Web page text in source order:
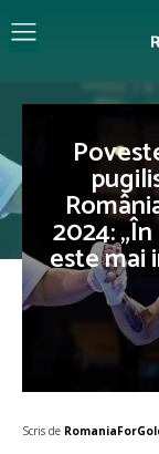
2024:
este mai
Scris de